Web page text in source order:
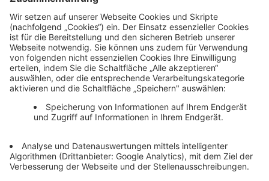
Weitere Jobs im E.ON Konzern findest Du hier
Informationen zu Störungen
Aktuelles